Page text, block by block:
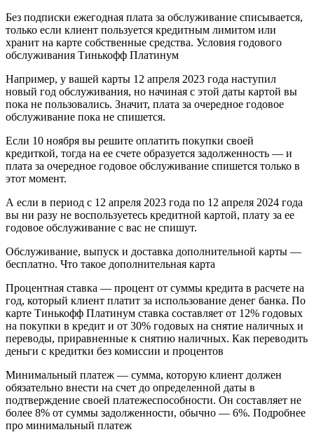
Без подписки ежегодная плата за обслуживание списывается,
только если клиент пользуется кредитным лимитом или
хранит на карте собственные средства. Условия годового
обслуживания Тинькофф Платинум
Например, у вашей карты 12 апреля 2023 года наступил
новый год обслуживания, но начиная с этой даты картой вы
пока не пользовались. Значит, плата за очередное годовое
обслуживание пока не спишется.
Если 10 ноября вы решите оплатить покупки своей
кредиткой, тогда на ее счете образуется задолженность — и
плата за очередное годовое обслуживание спишется только в
этот момент.
А если в период с 12 апреля 2023 года по 12 апреля 2024 года
вы ни разу не воспользуетесь кредитной картой, плату за ее
годовое обслуживание с вас не спишут.
Обслуживание, выпуск и доставка дополнительной карты —
бесплатно. Что такое дополнительная карта
Процентная ставка — процент от суммы кредита в расчете на
год, который клиент платит за использование денег банка. По
карте Тинькофф Платинум ставка составляет от 12% годовых
на покупки в кредит и от 30% годовых на снятие наличных и
переводы, приравненные к снятию наличных. Как переводить
деньги с кредитки без комиссии и процентов
Минимальный платеж — сумма, которую клиент должен
обязательно внести на счет до определенной даты в
подтверждение своей платежеспособности. Он составляет не
более 8% от суммы задолженности, обычно — 6%. Подробнее
про минимальный платеж